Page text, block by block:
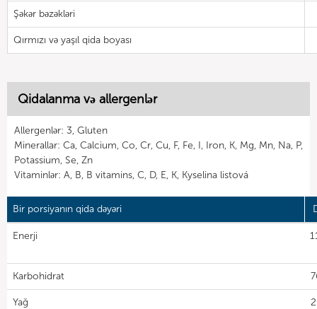
Şəkər bəzəkləri
Qırmızı və yaşıl qida boyası
Qidalanma və allergenlər
Allergenlər: 3, Gluten
Minerallar: Ca, Calcium, Co, Cr, Cu, F, Fe, I, Iron, K, Mg, Mn, Na, P,
Potassium, Se, Zn
Vitaminlər: A, B, B vitamins, C, D, E, K, Kyselina listová
Bir porsiyanın qida dəyəri
Enerji
Karbohidrat
Yağ